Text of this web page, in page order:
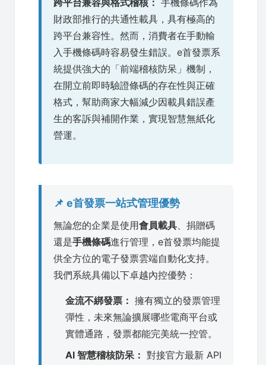
跨平台兼容與格式稽核： 手機條碼作為
財政部推行的共通性載具，具有極高的
跨平台兼容性。然而，消費者在手動輸
入手機條碼時容易發生錯誤。e首發票系
統提供強大的「前端稽核防呆」機制，
在開立前即時驗證條碼的存在性與正確
格式，幫助商家大幅減少因載具錯誤產
生的客訴與補開作業，實現智慧無紙化
營運。
📌 e首發票一站式管理優勢
無論您的企業是使用會員載具、捐贈碼
還是手機條碼進行管理，e首發票均能提
供全方位的電子發票雲端自動化支持。
我們系統具備以下卓越內控優勢：
金流不綁發票： 擁有獨立的發票管理
彈性，未來無論擴展哪些電商平台或
實體通路，發票都能完美統一控管。
AI 智慧稽核防呆： 對接官方最新 API